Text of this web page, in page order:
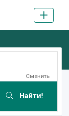
Сменить
Найти!